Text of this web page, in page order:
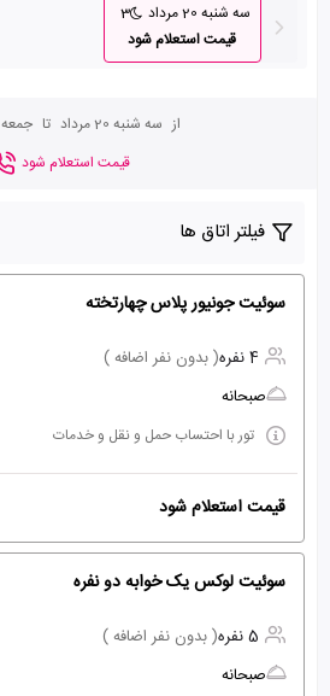
سه شنبه 20 مرداد
3
قیمت استعلام شود
از سه شنبه 20 مرداد تا جمعه 23 مرداد
قیمت استعلام شود
فیلتر اتاق ها
سوئیت جونیور پلاس چهارتخته
4 نفره
( بدون نفر اضافه )
صبحانه
تور با احتساب حمل و نقل و خدمات
قیمت استعلام شود
سوئیت لوکس یک خوابه دو نفره
5 نفره
( بدون نفر اضافه )
صبحانه